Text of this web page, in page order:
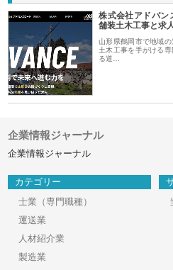
株式会社アドバン
舗装土木工事と求
山形県鶴岡市で地域
土木工事を手がける
る道…
企業情報ジャーナル
企業情報ジャーナル
カテゴリー
士業（専門職種）
運送業
人材紹介業
製造業